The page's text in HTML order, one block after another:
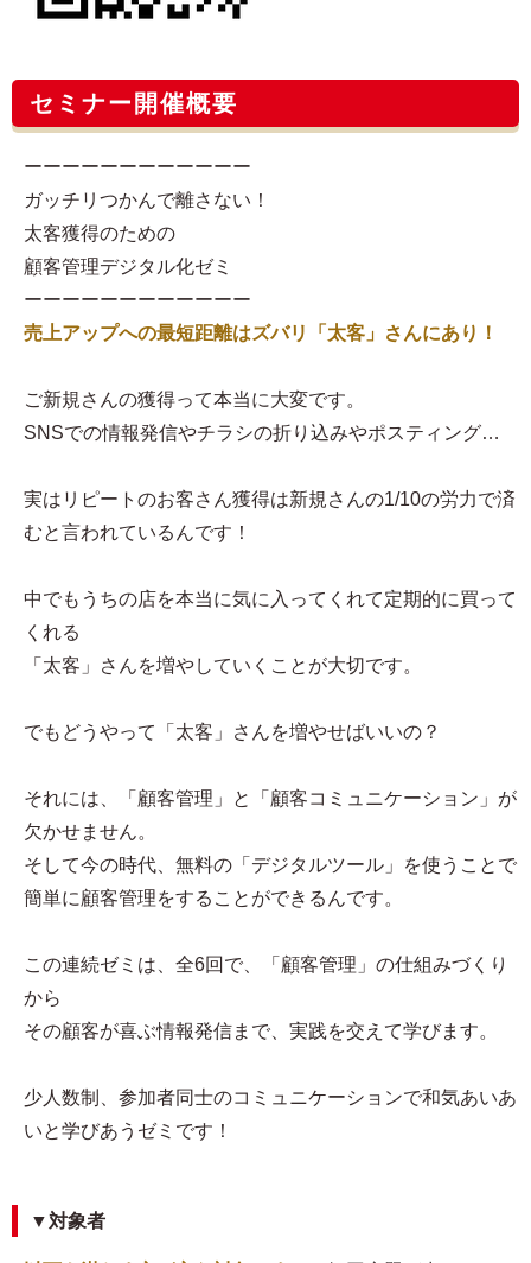
セミナー開催概要
ーーーーーーーーーーーー
ガッチリつかんで離さない！
太客獲得のための
顧客管理デジタル化ゼミ
ーーーーーーーーーーーー
売上アップへの最短距離はズバリ「太客」さんにあり！
ご新規さんの獲得って本当に大変です。
SNSでの情報発信やチラシの折り込みやポスティング…
実はリピートのお客さん獲得は新規さんの1/10の労力で済
むと言われているんです！
中でもうちの店を本当に気に入ってくれて定期的に買って
くれる
「太客」さんを増やしていくことが大切です。
でもどうやって「太客」さんを増やせばいいの？
それには、「顧客管理」と「顧客コミュニケーション」が
欠かせません。
そして今の時代、無料の「デジタルツール」を使うことで
簡単に顧客管理をすることができるんです。
この連続ゼミは、全6回で、「顧客管理」の仕組みづくり
から
その顧客が喜ぶ情報発信まで、実践を交えて学びます。
少人数制、参加者同士のコミュニケーションで和気あいあ
いと学びあうゼミです！
▼対象者